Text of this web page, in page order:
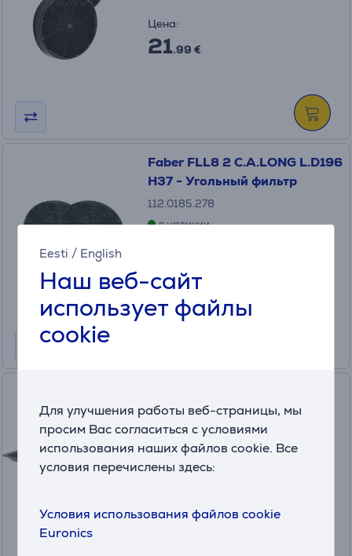
Eesti / English
Наш веб-сайт
использует файлы
cookie
Для улучшения работы веб-страницы, мы
просим Вас согласиться с условиями
использования наших файлов cookie. Все
условия перечислены здесь:
Условия использования файлов cookie
Euronics
Цена:
21.99 €
Faber FLL8 2 C.A.LONG L.D196
H37 - Угольный фильтр
112.0185.278
в наличии
125.99 €
Месячная плата от 5 €
AirFry & Grill
HEZ629070
в наличии
.99 €